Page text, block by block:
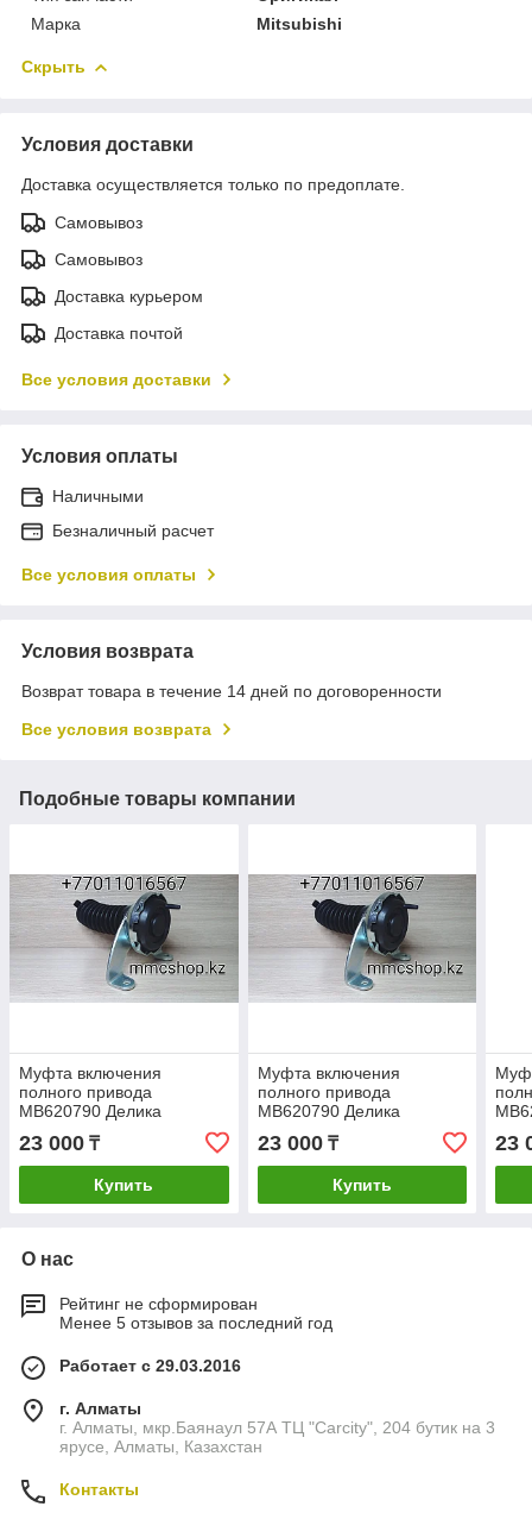
Марка
Mitsubishi
Скрыть
Условия доставки
Доставка осуществляется только по предоплате.
Самовывоз
Самовывоз
Доставка курьером
Доставка почтой
Все условия доставки
Условия оплаты
Наличными
Безналичный расчет
Все условия оплаты
Условия возврата
Возврат товара в течение 14 дней по договоренности
Все условия возврата
Подобные товары компании
Муфта включения
полного привода
MB620790 Делика
паджеро монтеро спорт
митсубиши митсубиси
mitsubishi запчасти
23 000 ₸
Купить
Муфта включения
полного привода
MB620790 Делика
паджеро монтеро спорт
митсубиши митсубиси
mitsubishi запчасти
23 000₸
Купить
23
О нас
Рейтинг не сформирован
Менее 5 отзывов за последний год
Работает с 29.03.2016
г. Алматы
г. Алматы, мкр.Баянаул 57А ТЦ "Carcity", 204 бутик на 3
ярусе, Алматы, Казахстан
Контакты